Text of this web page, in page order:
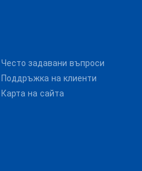
Често задавани въпроси
Поддръжка на клиенти
Карта на сайта